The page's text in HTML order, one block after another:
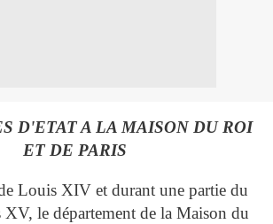
D'ETAT A LA MAISON DU ROI
ET DE PARIS
Louis XIV et durant une partie du
le département de la Maison du